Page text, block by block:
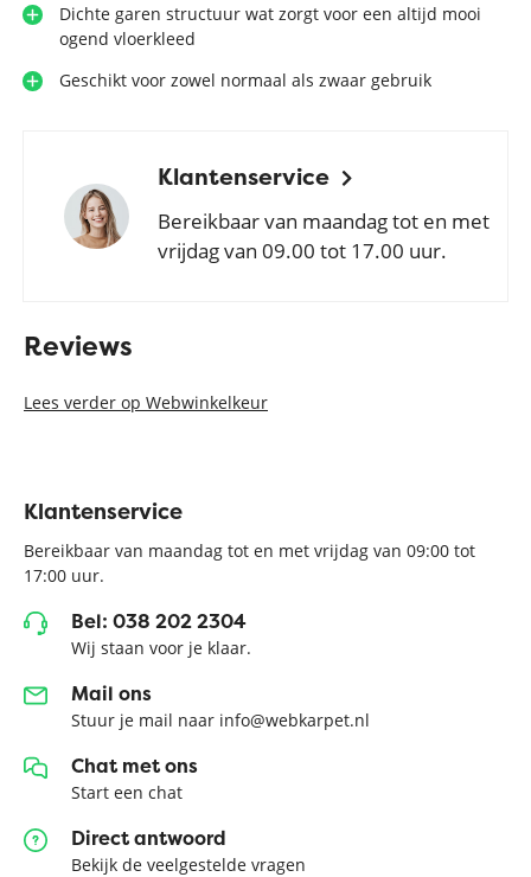
Dichte garen structuur wat zorgt voor een altijd mooi
ogend vloerkleed
Geschikt voor zowel normaal als zwaar gebruik
Klantenservice
Bereikbaar van maandag tot en met
vrijdag van 09.00 tot 17.00 uur.
Reviews
Lees verder op Webwinkelkeur
Klantenservice
Bereikbaar van maandag tot en met vrijdag van 09:00 tot
17:00 uur.
Bel: 038 202 2304
Wij staan voor je klaar.
Mail ons
Stuur je mail naar info@webkarpet.nl
Chat met ons
Start een chat
Direct antwoord
Bekijk de veelgestelde vragen